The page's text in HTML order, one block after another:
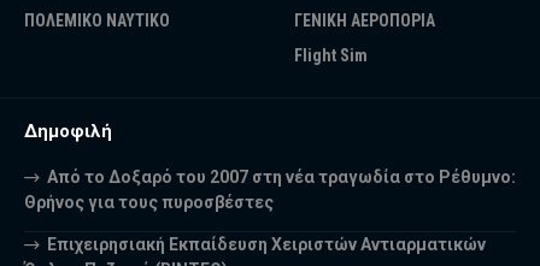
ΠΟΛΕΜΙΚΟ ΝΑΥΤΙΚΟ
ΓΕΝΙΚΗ ΑΕΡΟΠΟΡΙΑ
Flight Sim
Δημοφιλή
Από το Δοξαρό του 2007 στη νέα τραγωδία στο Ρέθυμνο:
Θρήνος για τους πυροσβέστες
Επιχειρησιακή Εκπαίδευση Χειριστών Αντιαρματικών